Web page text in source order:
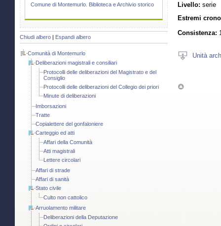
Comune di Montemurlo. Biblioteca e Archivio storico
Chiudi albero Espandi albero
Comunità di Montemurlo
Deliberazioni magistrali e consiliari
Protocolli delle deliberazioni del Magistrato e del
Consiglio
Protocolli delle deliberazioni del Collegio dei priori
Minute di deliberazioni
Imborsazioni
Tratte
Copialettere del gonfaloniere
Carteggio ed atti
Affari della Comunità
Atti magistrali
Lettere circolari
Affari di strade
Affari di sanità
Stato civile
Culto non cattolico
Arruolamento militare
Deliberazioni della Deputazione
Livello: serie
Estremi
Consistenza:
Unità